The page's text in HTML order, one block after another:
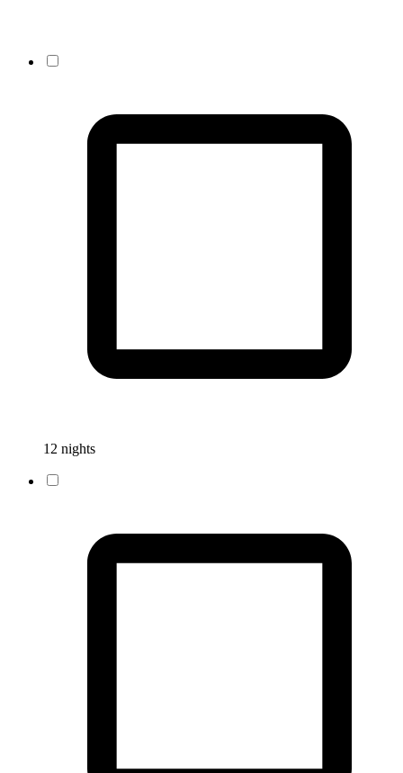
12 nights